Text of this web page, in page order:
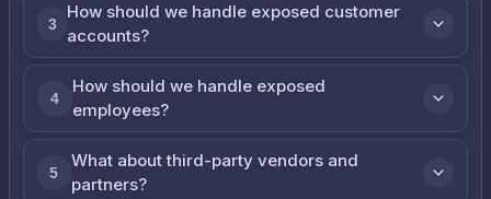
3
How should we handle exposed customer
accounts?
4
How should we handle exposed
employees?
5
What about third-party vendors and
partners?